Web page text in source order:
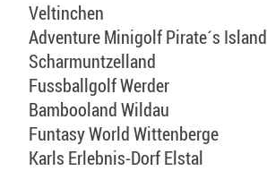
Veltinchen
Adventure Minigolf Pirate´s Island
Scharmuntzelland
Fussballgolf Werder
Bambooland Wildau
Funtasy World Wittenberge
Karls Erlebnis-Dorf Elstal